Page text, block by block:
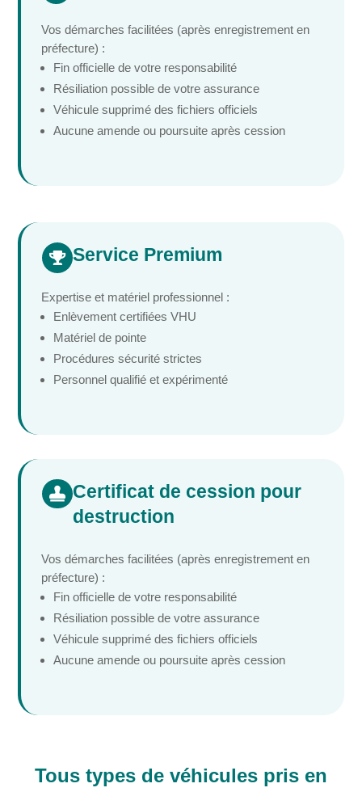
Vos démarches facilitées (après enregistrement en
préfecture) :
Fin officielle de votre responsabilité
Résiliation possible de votre assurance
Véhicule supprimé des fichiers officiels
Aucune amende ou poursuite après cession
 Service Premium
Expertise et matériel professionnel :
Enlèvement certifiées VHU
Matériel de pointe
Procédures sécurité strictes
Personnel qualifié et expérimenté
 Certificat de cession pour
destruction
Vos démarches facilitées (après enregistrement en
préfecture) :
Fin officielle de votre responsabilité
Résiliation possible de votre assurance
Véhicule supprimé des fichiers officiels
Aucune amende ou poursuite après cession
Tous types de véhicules pris en